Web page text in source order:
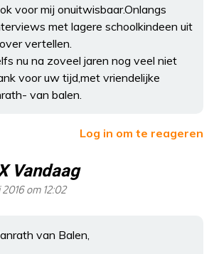
voor mij onuitwisbaar.Onlangs
met lagere schoolkindeen uit
vertellen.
nu na zoveel jaren nog veel niet
voor uw tijd,met vriendelijke
van balen.
Log in om te reageren
Vandaag
om 12:02
van Balen,